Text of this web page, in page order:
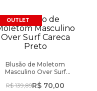
OUTLET
Blusão de Moletom
Masculino Over Surf
R$ 139,89R$ 70,00